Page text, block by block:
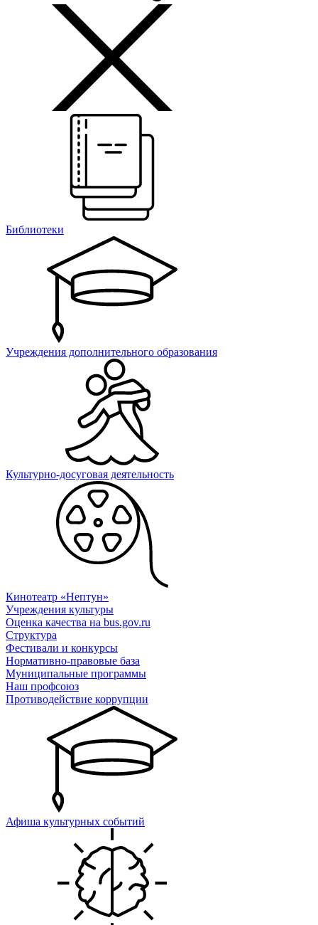
Библиотеки
Учреждения дополнительного образования
Культурно-досуговая деятельность
Кинотеатр «Нептун»
Учреждения культуры
Оценка качества на bus.gov.ru
Структура
Фестивали и конкурсы
Нормативно-правовые база
Муниципальные программы
Наш профсоюз
Противодействие коррупции
Афиша культурных событий